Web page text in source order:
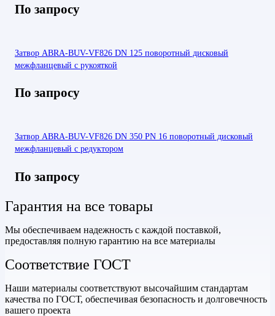
По запросу
Затвор ABRA-BUV-VF826 DN 125 поворотный дисковый
межфланцевый с рукояткой
По запросу
Затвор ABRA-BUV-VF826 DN 350 PN 16 поворотный дисковый
межфланцевый с редуктором
По запросу
Гарантия на все товары
Мы обеспечиваем надежность с каждой поставкой,
предоставляя полную гарантию на все материалы
Соответствие ГОСТ
Наши материалы соответствуют высочайшим стандартам
качества по ГОСТ, обеспечивая безопасность и долговечность
вашего проекта